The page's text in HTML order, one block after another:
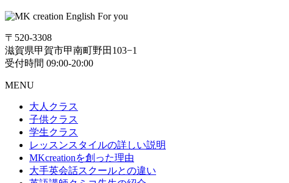
〒520-3308
滋賀県甲賀市甲南町野田103−1
受付時間 09:00-20:00
MENU
大人クラス
子供クラス
学生クラス
レッスンスタイルの詳しい説明
MKcreationを創った理由
大手英会話スクールとの違い